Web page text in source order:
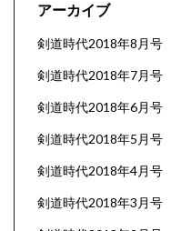
アーカイブ
剣道時代2018年8月号
剣道時代2018年7月号
剣道時代2018年6月号
剣道時代2018年5月号
剣道時代2018年4月号
剣道時代2018年3月号